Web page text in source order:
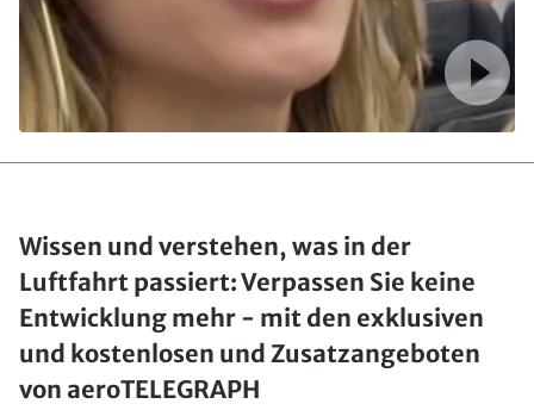
Wissen und verstehen, was in der
Luftfahrt passiert: Verpassen Sie keine
Entwicklung mehr - mit den exklusiven
und kostenlosen und Zusatzangeboten
von aeroTELEGRAPH